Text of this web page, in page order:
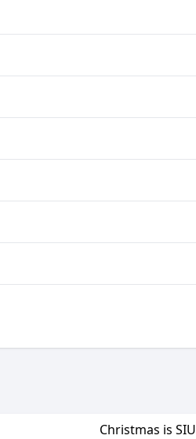
Christmas is